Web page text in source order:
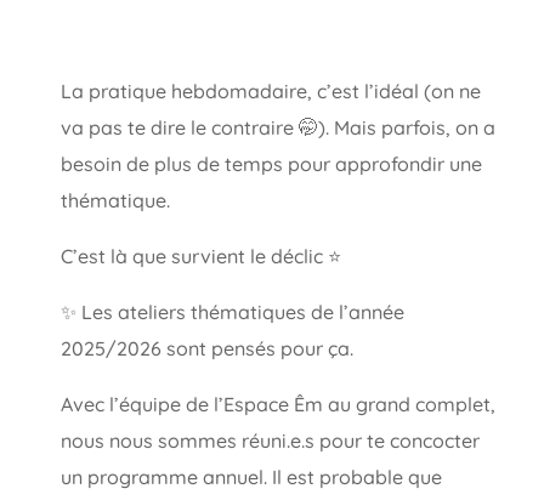
La pratique hebdomadaire, c’est l’idéal (on ne
va pas te dire le contraire 🤭). Mais parfois, on a
besoin de plus de temps pour approfondir une
thématique.
C’est là que survient le déclic ⭐
✨ Les ateliers thématiques de l’année
2025/2026 sont pensés pour ça.
Avec l’équipe de l’Espace Êm au grand complet,
nous nous sommes réuni.e.s pour te concocter
un programme annuel. Il est probable que